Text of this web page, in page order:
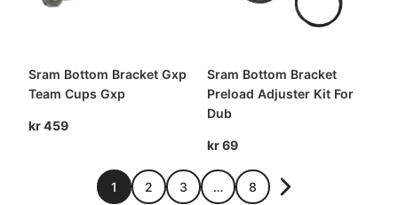
Sram Bottom Bracket Gxp
Team Cups Gxp
kr459
Sram Bottom Bracket
Preload Adjuster Kit For
Dub
kr69
1 2 3 … 8